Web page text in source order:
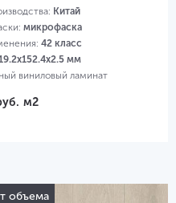
Китай
микрофаска
42 класс
мм
виниловый ламинат
м2
объема